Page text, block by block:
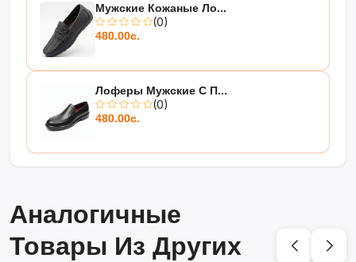
Мужские Кожаные Ло...
(0)
480.00с.
Лоферы Мужские С П...
(0)
480.00с.
Аналогичные
Товары Из Других